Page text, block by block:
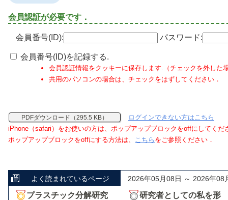
会員認証が必要です．
会員番号(ID): パスワード:
会員番号(ID)を記録する.
会員認証情報をクッキーに保存します.（チェックを外した
共用のパソコンの場合は、チェックをはずしてください．
PDFダウンロード（295.5 KB）
ログインできない方はこちら
iPhone（safari）をお使いの方は、ポップアップブロックをoffにしてくだ
ポップアップブロックをoffにする方法は、 こちら をご参照ください．
よく読まれているページ 2026年05月08日 ～ 2026年08
プラスチック分解研究
研究者としての私を形